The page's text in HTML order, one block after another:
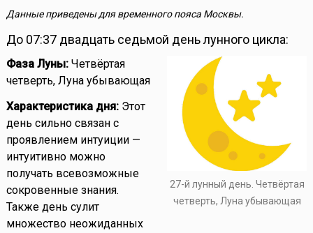
Данные приведены для временного пояса Москвы.
До 07:37 двадцать седьмой день лунного цикла:
27-й лунный день. Четвёртая
четверть, Луна убывающая
Фаза Луны:Четвёртая
четверть, Луна убывающая
Характеристика дня:Этот
день сильно связан с
проявлением интуиции —
интуитивно можно
получать всевозможные
сокровенные знания.
Также день сулит
множество неожиданных